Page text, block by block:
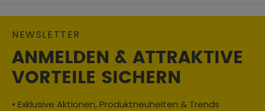
S
Oberteile Typ:
Jacken
Rückenprotektor enthalten, wasserdicht
NEWSLETTER
ANMELDEN & ATTRAKTIVE
VORTEILE SICHERN
• Exklusive Aktionen, Produktneuheiten & Trends